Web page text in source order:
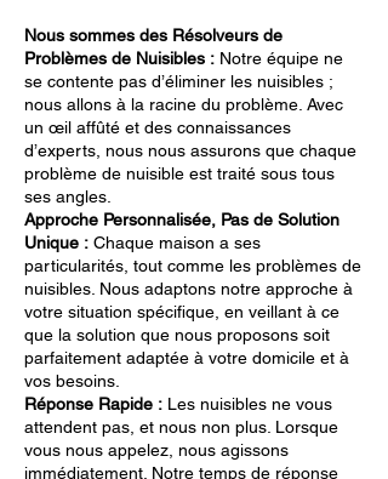
Nous sommes des Résolveurs de
Problèmes de Nuisibles : Notre équipe ne
se contente pas d’éliminer les nuisibles ;
nous allons à la racine du problème. Avec
un œil affûté et des connaissances
d’experts, nous nous assurons que chaque
problème de nuisible est traité sous tous
ses angles.
Approche Personnalisée, Pas de Solution
Unique : Chaque maison a ses
particularités, tout comme les problèmes de
nuisibles. Nous adaptons notre approche à
votre situation spécifique, en veillant à ce
que la solution que nous proposons soit
parfaitement adaptée à votre domicile et à
vos besoins.
Réponse Rapide : Les nuisibles ne vous
attendent pas, et nous non plus. Lorsque
vous nous appelez, nous agissons
immédiatement. Notre temps de réponse